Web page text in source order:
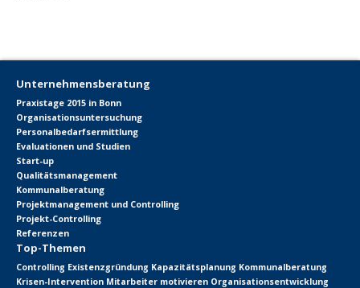
Unternehmensberatung
Praxistage 2015 in Bonn
Organisationsuntersuchung
Personalbedarfsermittlung
Evaluationen und Studien
Start-up
Qualitätsmanagement
Kommunalberatung
Projektmanagement und Controlling
Projekt-Controlling
Referenzen
Top-Themen
Controlling Existenzgründung Kapazitätsplanung Kommunalberatung
Krisen-Intervention Mitarbeiter motivieren Organisationsentwicklung